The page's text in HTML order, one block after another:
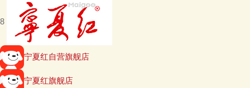
8
宁夏红自营旗舰店
宁夏红旗舰店